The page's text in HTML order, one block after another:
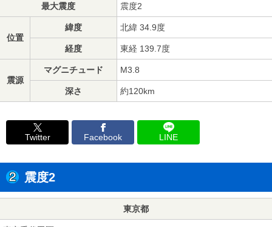
最大震度 震度2
位置
緯度 北緯 34.9度
経度 東経 139.7度
震源
マグニチュード M3.8
深さ 約120km
Twitter Facebook LINE
震度2
東京都